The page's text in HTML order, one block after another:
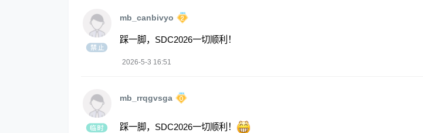
mb_canbivyo
踩一脚，SDC2026一切顺利！
2026-5-3 16:51
mb_rrqgvsga
踩一脚，SDC2026一切顺利！